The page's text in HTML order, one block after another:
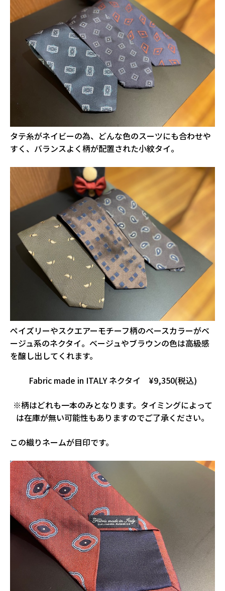
タテ糸がネイビーの為、どんな色のスーツにも合わせや
すく、バランスよく柄が配置された小紋タイ。
ペイズリーやスクエアーモチーフ柄のベースカラーがベ
ージュ系のネクタイ。ベージュやブラウンの色は高級感
を醸し出してくれます。
Fabric made in ITALY ネクタイ ¥9,350(税込)
※柄はどれも一本のみとなります。タイミングによって
は在庫が無い可能性もありますのでご了承ください。
この織りネームが目印です。